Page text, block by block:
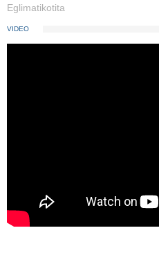
Eglimatikotita
VIDEO